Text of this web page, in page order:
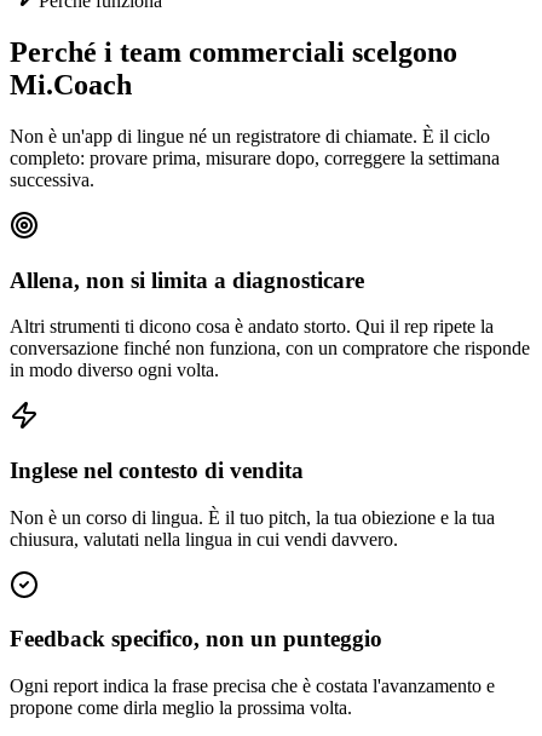
Perché i team commerciali scelgono
Mi.Coach
Non è un'app di lingue né un registratore di chiamate. È il ciclo
completo: provare prima, misurare dopo, correggere la settimana
successiva.
Allena, non si limita a diagnosticare
Altri strumenti ti dicono cosa è andato storto. Qui il rep ripete la
conversazione finché non funziona, con un compratore che risponde
in modo diverso ogni volta.
Inglese nel contesto di vendita
Non è un corso di lingua. È il tuo pitch, la tua obiezione e la tua
chiusura, valutati nella lingua in cui vendi davvero.
Feedback specifico, non un punteggio
Ogni report indica la frase precisa che è costata l'avanzamento e
propone come dirla meglio la prossima volta.